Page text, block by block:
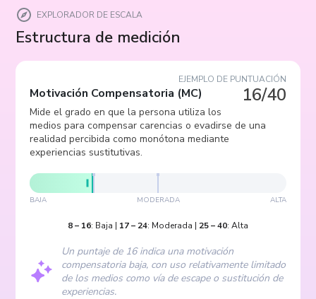
EXPLORADOR DE ESCALA
Estructura de medición
EJEMPLO DE PUNTUACIÓN
16/40
Motivación Compensatoria (MC)
Mide el grado en que la persona utiliza los
medios para compensar carencias o evadirse de una
realidad percibida como monótona mediante
experiencias sustitutivas.
BAJA MODERADA ALTA
8– 16: Baja | 17– 24: Moderada | 25–40: Alta
Un puntaje de 16 indica una motivación
compensatoria baja, con uso relativamente limitado
de los medios como vía de escape o sustitución de
experiencias.